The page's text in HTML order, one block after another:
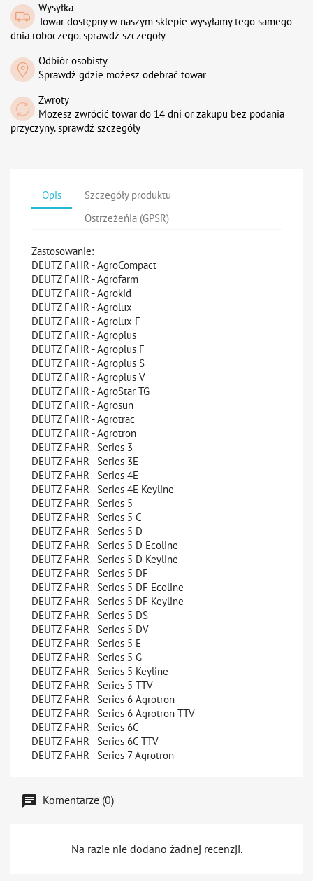
Wysyłka
Towar dostępny w naszym sklepie wysyłamy tego samego
dnia roboczego. sprawdź szczegoły
Odbiór osobisty
Sprawdź gdzie możesz odebrać towar
Zwroty
Możesz zwrócić towar do 14 dni or zakupu bez podania
przyczyny. sprawdź szczegóły
Opis
Szczegóły produktu
Ostrzeżeńia (GPSR)
Zastosowanie:
DEUTZ FAHR - AgroCompact
DEUTZ FAHR - Agrofarm
DEUTZ FAHR - Agrokid
DEUTZ FAHR - Agrolux
DEUTZ FAHR - Agrolux F
DEUTZ FAHR - Agroplus
DEUTZ FAHR - Agroplus F
DEUTZ FAHR - Agroplus S
DEUTZ FAHR - Agroplus V
DEUTZ FAHR - AgroStar TG
DEUTZ FAHR - Agrosun
DEUTZ FAHR - Agrotrac
DEUTZ FAHR - Agrotron
DEUTZ FAHR - Series 3
DEUTZ FAHR - Series 3E
DEUTZ FAHR - Series 4E
DEUTZ FAHR - Series 4E Keyline
DEUTZ FAHR - Series 5
DEUTZ FAHR - Series 5 C
DEUTZ FAHR - Series 5 D
DEUTZ FAHR - Series 5 D Ecoline
DEUTZ FAHR - Series 5 D Keyline
DEUTZ FAHR - Series 5 DF
DEUTZ FAHR - Series 5 DF Ecoline
DEUTZ FAHR - Series 5 DF Keyline
DEUTZ FAHR - Series 5 DS
DEUTZ FAHR - Series 5 DV
DEUTZ FAHR - Series 5 E
DEUTZ FAHR - Series 5 G
DEUTZ FAHR - Series 5 Keyline
DEUTZ FAHR - Series 5 TTV
DEUTZ FAHR - Series 6 Agrotron
DEUTZ FAHR - Series 6 Agrotron TTV
DEUTZ FAHR - Series 6C
DEUTZ FAHR - Series 6C TTV
DEUTZ FAHR - Series 7 Agrotron
Komentarze (0)
Na razie nie dodano żadnej recenzji.